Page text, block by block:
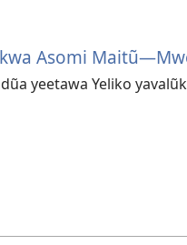
Asomi
yeetawa Yeliko